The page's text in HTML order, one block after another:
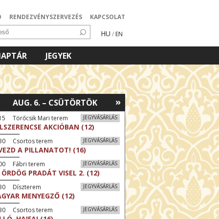
RENDEZVÉNYSZERVEZÉS KAPCSOLAT
HU / EN
JEGYEK
»
AUG. 6. – CSÜTÖRTÖK
JEGYVÁSÁRLÁS
Törőcsik Mari terem
AKCIÓBAN (12)
JEGYVÁSÁRLÁS
Csortos terem
A PILLANATOT! (16)
JEGYVÁSÁRLÁS
Fábri terem
PRADÁT VISEL 2. (12)
JEGYVÁSÁRLÁS
Díszterem
MENYEGZŐ (12)
JEGYVÁSÁRLÁS
Csortos terem